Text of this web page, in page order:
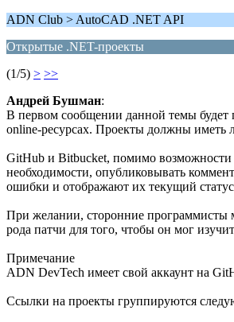
ADN Club > AutoCAD .NET API
Открытые .NET-проекты
(1/5) > >>
Андрей Бушман:
В первом сообщении данной темы будет
online-ресурсах. Проекты должны иметь
GitHub и Bitbucket, помимо возможности
необходимости, опубликовывать
ошибки и отображают их текущий
При желании, сторонние программисты
рода патчи для того, чтобы он мог
Примечание
ADN DevTech имеет свой аккаунт на
Ссылки на проекты группируются